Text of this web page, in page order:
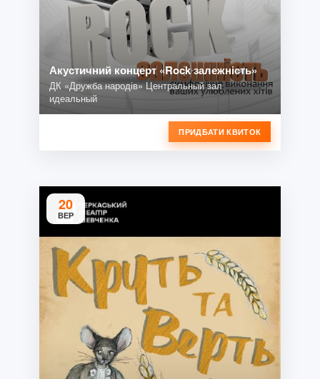
Акустичний концерт «Rock залежність»
ДК «Дружба народів» Центральный зал
идеальный
ПРИДБАТИ КВИТОК
20
ВЕР